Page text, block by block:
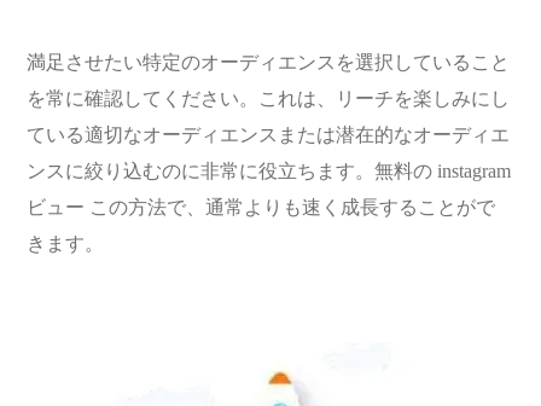
満足させたい特定のオーディエンスを選択していること
を常に確認してください。これは、リーチを楽しみにし
ている適切なオーディエンスまたは潜在的なオーディエ
ンスに絞り込むのに非常に役立ちます。無料の instagram
ビュー この方法で、通常よりも速く成長することがで
きます。